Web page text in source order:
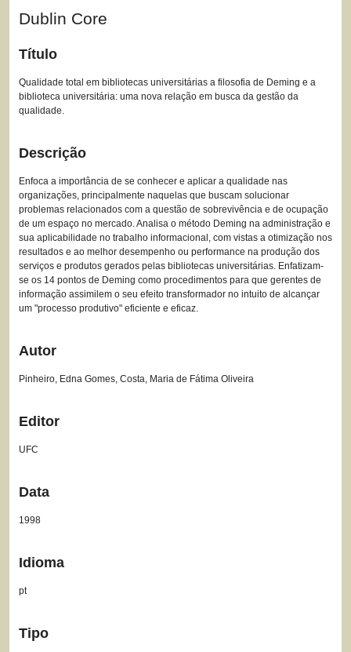
Dublin Core
Título
Qualidade total em bibliotecas universitárias a filosofia de Deming e a
biblioteca universitária: uma nova relação em busca da gestão da
qualidade.
Descrição
Enfoca a importância de se conhecer e aplicar a qualidade nas
organizações, principalmente naquelas que buscam solucionar
problemas relacionados com a questão de sobrevivência e de ocupação
de um espaço no mercado. Analisa o método Deming na administração e
sua aplicabilidade no trabalho informacional, com vistas a otimização nos
resultados e ao melhor desempenho ou performance na produção dos
serviços e produtos gerados pelas bibliotecas universitárias. Enfatizam-
se os 14 pontos de Deming como procedimentos para que gerentes de
informação assimilem o seu efeito transformador no intuito de alcançar
um "processo produtivo" eficiente e eficaz.
Autor
Pinheiro, Edna Gomes, Costa, Maria de Fátima Oliveira
Editor
UFC
Data
1998
Idioma
pt
Tipo